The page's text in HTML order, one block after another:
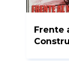
Frente